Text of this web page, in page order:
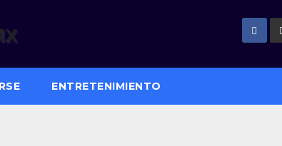
RSE ENTRETENIMIENTO